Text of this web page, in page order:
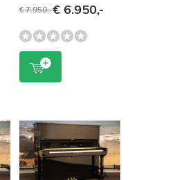
€ 7.950,-€ 6.950,-